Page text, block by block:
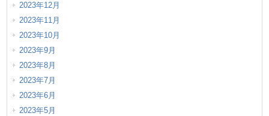
2023年12月
2023年11月
2023年10月
2023年9月
2023年8月
2023年7月
2023年6月
2023年5月